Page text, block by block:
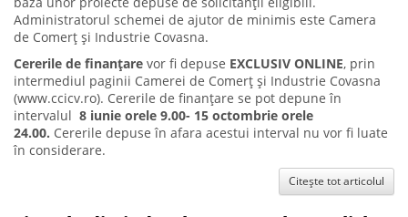
Administratorul schemei de ajutor de minimis este Camera
de Comerț și Industrie Covasna.
Cererile de finanțare vor fi depuse EXCLUSIV ONLINE, prin
intermediul paginii Camerei de Comerț și Industrie Covasna
(www.ccicv.ro). Cererile de finanțare se pot depune în
intervalul 8 iunie orele 9.00- 15 octombrie orele
24.00. Cererile depuse în afara acestui interval nu vor fi luate
în considerare.
Citește tot articolul